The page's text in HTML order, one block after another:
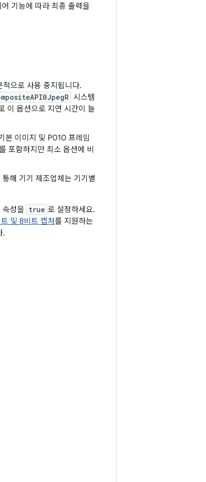
기능에 따라 최종 출력을
으로 사용 중지됩니다.
시스템
이 옵션으로 지연 시간이 늘
본 이미지 및 P010 프레임
포함하지만 최소 옵션에 비
해 기기 제조업체는 기기별
속성을 true 로 설정하세요.
및 8비트 캡처를 지원하는
.